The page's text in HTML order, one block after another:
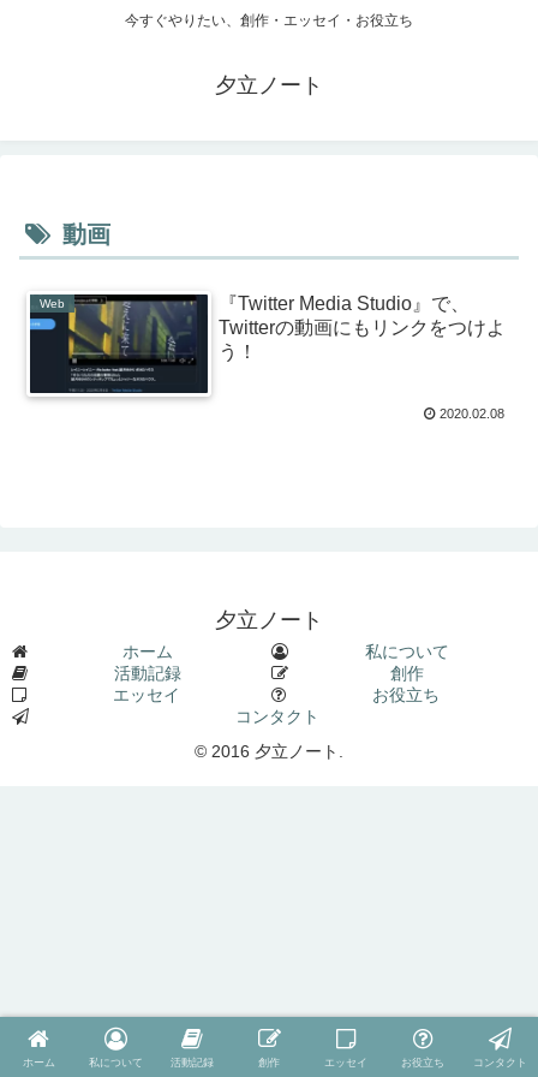
今すぐやりたい、創作・エッセイ・お役立ち
夕立ノート
動画
Web
『Twitter Media Studio』で、
Twitterの動画にもリンクをつけよ
う！
2020.02.08
夕立ノート
ホーム
私について
活動記録
創作
エッセイ
お役立ち
コンタクト
© 2016 夕立ノート.
ホーム 私について 活動記録 創作 エッセイ お役立ち コンタクト